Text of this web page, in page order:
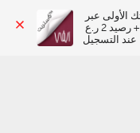
عند التسجيل